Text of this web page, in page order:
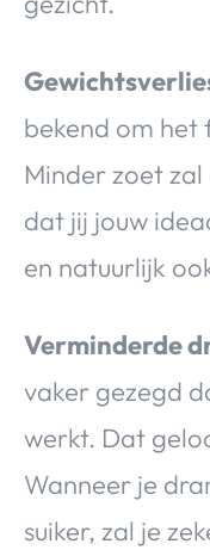
bekend om het
Minder zoet
dat jij jouw
en natuurlijk
Verminderde
vaker gezegd
werkt. Dat
Wanneer je
suiker, zal je